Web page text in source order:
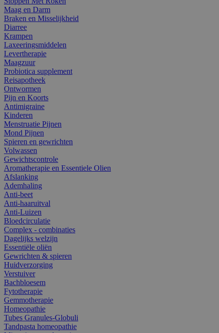
Maag en Darm
Braken en Misselijkheid
Diarree
Krampen
Laxeeringsmiddelen
Levertherapie
Maagzuur
Probiotica supplement
Reisapotheek
Ontwormen
Pijn en Koorts
Antimigraine
Kinderen
Menstruatie Pijnen
Mond Pijnen
Spieren en gewrichten
Volwassen
Gewichtscontrole
Aromatherapie en Essentiele Olien
Afslanking
Ademhaling
Anti-beet
Anti-haaruitval
Anti-Luizen
Bloedcirculatie
Complex - combinaties
Dagelijks welzijn
Essentiële oliën
Gewrichten & spieren
Huidverzorging
Verstuiver
Bachbloesem
Fytotherapie
Gemmotherapie
Homeopathie
Tubes Granules-Globuli
Tandpasta homeopathie